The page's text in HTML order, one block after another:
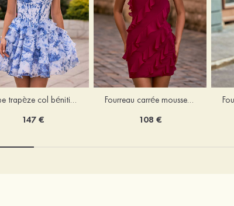
Robe trapèze col bénitier mousseline courte/mini robe de fête de la rentrée avec appliqué
147 €
Fourreau carrée mousseline courte/mini robe de fête de la rentré avec volants
108 €